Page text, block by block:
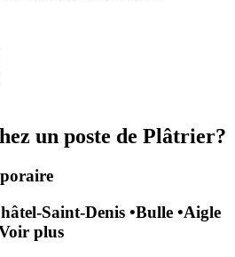
un poste de Plâtrier?
Saint-Denis •Bulle •Aigle
plus